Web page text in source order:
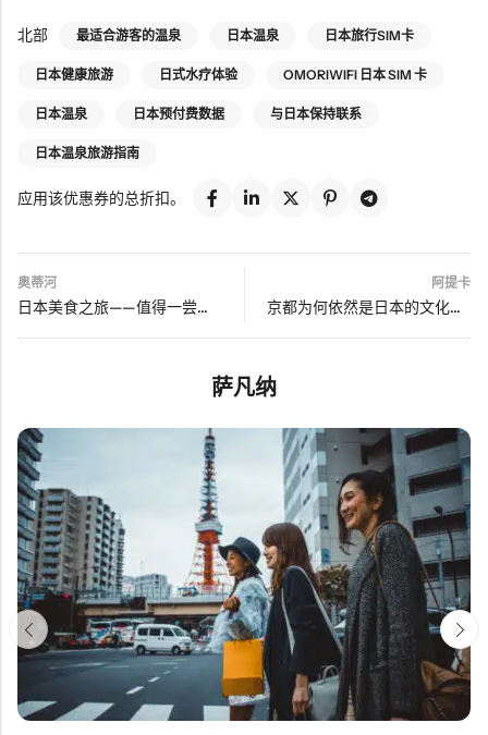
北部 最适合游客的温泉 日本温泉 日本旅行SIM卡
日本健康旅游 日式水疗体验 OMORIWIFI 日本 SIM 卡
日本温泉 日本预付费数据 与日本保持联系
日本温泉旅游指南
应用该优惠券的总折扣。
奥蒂河
日本美食之旅——值得一尝的最佳当地美食（以及在哪里可以找到它们）
阿提卡
京都为何依然是日本的文化之都
萨凡纳